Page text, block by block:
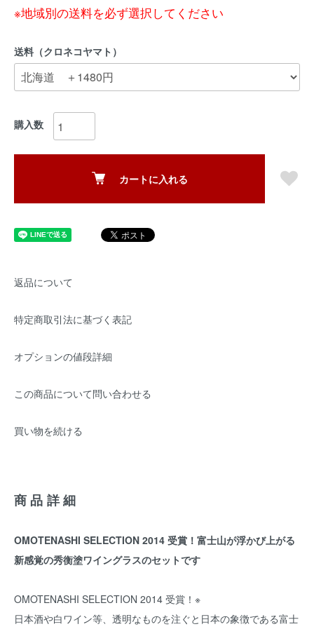
※地域別の送料を必ず選択してください
送料（クロネコヤマト）
購入数
カートに入れる
返品について
特定商取引法に基づく表記
オプションの値段詳細
この商品について問い合わせる
買い物を続ける
商品詳細
OMOTENASHI SELECTION 2014 受賞！富士山が浮かび上がる
新感覚の秀衡塗ワイングラスのセットです
OMOTENASHI SELECTION 2014 受賞！※
日本酒や白ワイン等、透明なものを注ぐと日本の象徴である富士